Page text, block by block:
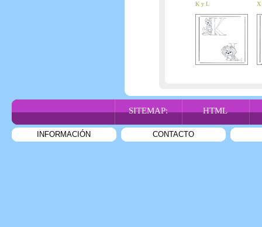
K y L X
SITEMAP: HTML
INFORMACIÓN CONTACTO